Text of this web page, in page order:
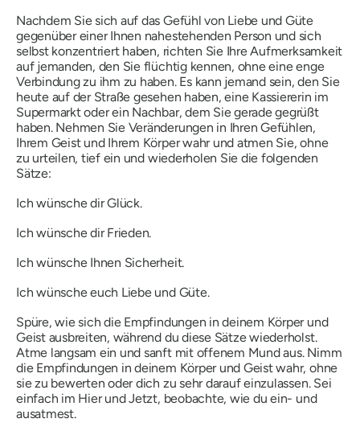
Nachdem Sie sich auf das Gefühl von Liebe und Güte
gegenüber einer Ihnen nahestehenden Person und sich
selbst konzentriert haben, richten Sie Ihre Aufmerksamkeit
auf jemanden, den Sie flüchtig kennen, ohne eine enge
Verbindung zu ihm zu haben. Es kann jemand sein, den Sie
heute auf der Straße gesehen haben, eine Kassiererin im
Supermarkt oder ein Nachbar, dem Sie gerade gegrüßt
haben. Nehmen Sie Veränderungen in Ihren Gefühlen,
Ihrem Geist und Ihrem Körper wahr und atmen Sie, ohne
zu urteilen, tief ein und wiederholen Sie die folgenden
Sätze:
Ich wünsche dir Glück.
Ich wünsche dir Frieden.
Ich wünsche Ihnen Sicherheit.
Ich wünsche euch Liebe und Güte.
Spüre, wie sich die Empfindungen in deinem Körper und
Geist ausbreiten, während du diese Sätze wiederholst.
Atme langsam ein und sanft mit offenem Mund aus. Nimm
die Empfindungen in deinem Körper und Geist wahr, ohne
sie zu bewerten oder dich zu sehr darauf einzulassen. Sei
einfach im Hier und Jetzt, beobachte, wie du ein- und
ausatmest.